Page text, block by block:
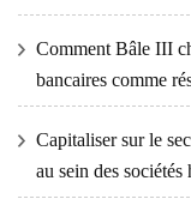
Comment Bâle III
bancaires comme
Capitaliser sur le
au sein des